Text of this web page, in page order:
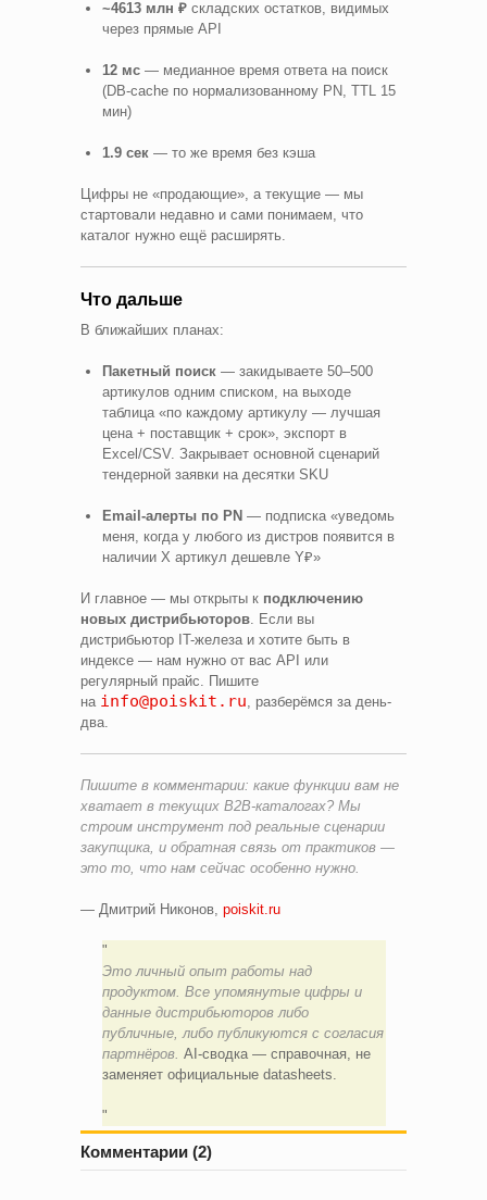
~4613 млн ₽ складских остатков, видимых
через прямые API
12 мс — медианное время ответа на поиск
(DB-cache по нормализованному PN, TTL 15
мин)
1.9 сек — то же время без кэша
Цифры не «продающие», а текущие — мы
стартовали недавно и сами понимаем, что
каталог нужно ещё расширять.
Что дальше
В ближайших планах:
Пакетный поиск — закидываете 50–500
артикулов одним списком, на выходе
таблица «по каждому артикулу — лучшая
цена + поставщик + срок», экспорт в
Excel/CSV. Закрывает основной сценарий
тендерной заявки на десятки SKU
Email-алерты по PN — подписка «уведомь
меня, когда у любого из дистров появится в
наличии X артикул дешевле Y₽»
И главное — мы открыты к подключению
новых дистрибьюторов . Если вы
дистрибьютор IT-железа и хотите быть в
индексе — нам нужно от вас API или
регулярный прайс. Пишите
на info@poiskit.ru , разберёмся за день-
два.
Пишите в комментарии: какие функции вам не
хватает в текущих B2B-каталогах? Мы
строим инструмент под реальные сценарии
закупщика, и обратная связь от практиков —
это то, что нам сейчас особенно нужно.
— Дмитрий Никонов, poiskit.ru
Это личный опыт работы над
продуктом. Все упомянутые цифры и
данные дистрибьюторов либо
публичные, либо публикуются с согласия
партнёров. AI-сводка — справочная, не
заменяет официальные datasheets.
Комментарии (2)